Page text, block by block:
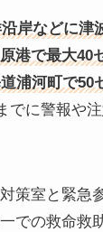
岸などに津
港で最大40
浦河町で50
でに警報や
策室と緊急
での救命救